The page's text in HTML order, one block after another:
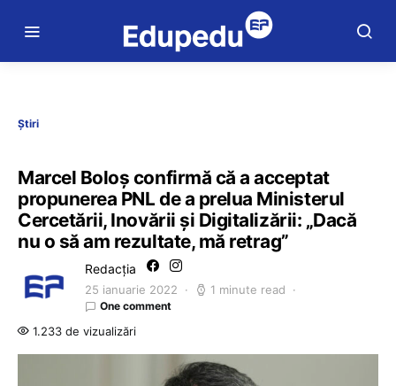
Știri
Marcel Boloș confirmă că a acceptat
propunerea PNL de a prelua Ministerul
Cercetării, Inovării și Digitalizării: „Dacă
nu o să am rezultate, mă retrag”
Redacția
25 ianuarie 2022 1 minute read
One comment
1.233 de vizualizări